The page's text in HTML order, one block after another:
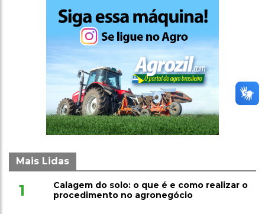
Mais Lidas
1
Calagem do solo: o que é e como realizar o
procedimento no agronegócio